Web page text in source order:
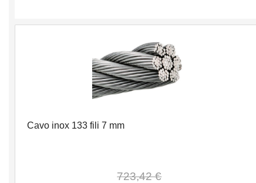
Cavo inox 133 fili 7 mm
723,42 €